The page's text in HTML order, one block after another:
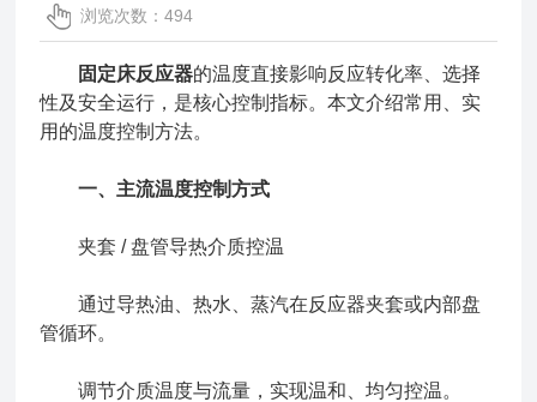
浏览次数：494
固定床反应器的温度直接影响反应转化率、选择
性及安全运行，是核心控制指标。本文介绍常用、实
用的温度控制方法。
一、主流温度控制方式
夹套 / 盘管导热介质控温
通过导热油、热水、蒸汽在反应器夹套或内部盘
管循环。
调节介质温度与流量，实现温和、均匀控温。